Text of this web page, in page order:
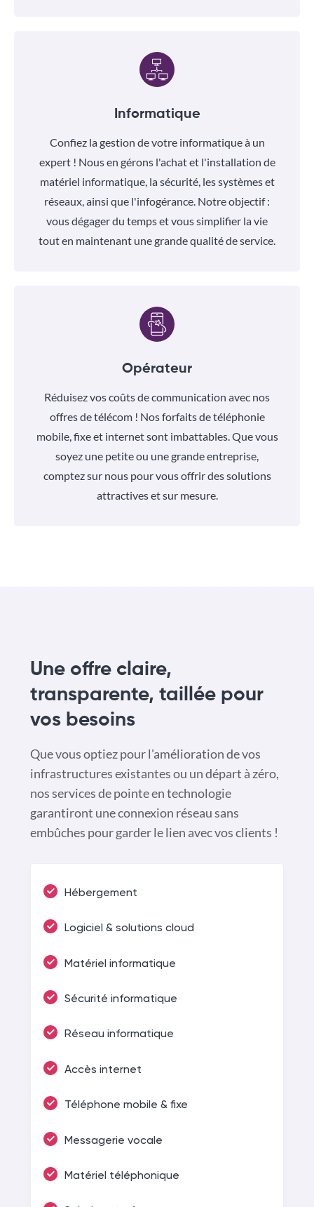
Informatique
Confiez la gestion de votre informatique à un
expert ! Nous en gérons l'achat et l'installation de
matériel informatique, la sécurité, les systèmes et
réseaux, ainsi que l'infogérance. Notre objectif :
vous dégager du temps et vous simplifier la vie
tout en maintenant une grande qualité de service.
Opérateur
Réduisez vos coûts de communication avec nos
offres de télécom ! Nos forfaits de téléphonie
mobile, fixe et internet sont imbattables. Que vous
soyez une petite ou une grande entreprise,
comptez sur nous pour vous offrir des solutions
attractives et sur mesure.
Une offre claire,
transparente, taillée pour
vos besoins
Que vous optiez pour l'amélioration de vos
infrastructures existantes ou un départ à zéro,
nos services de pointe en technologie
garantiront une connexion réseau sans
embûches pour garder le lien avec vos clients !
Hébergement
Logiciel & solutions cloud
Matériel informatique
Sécurité informatique
Réseau informatique
Accès internet
Téléphone mobile & fixe
Messagerie vocale
Matériel téléphonique